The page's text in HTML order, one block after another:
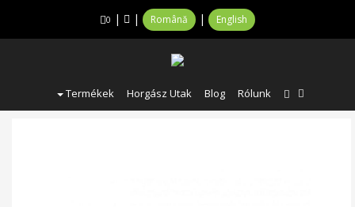
0 | | Română | English
Termékek Horgász Utak Blog Rólunk